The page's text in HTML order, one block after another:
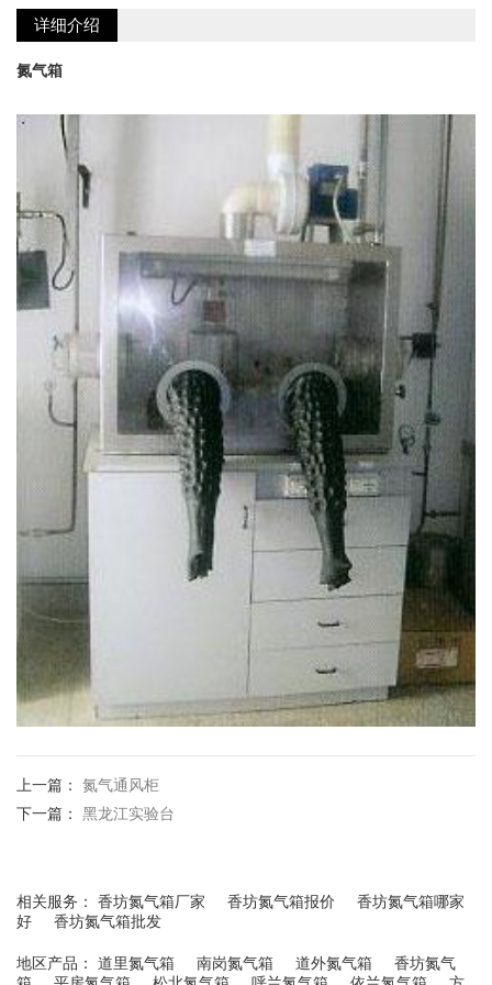
详细介绍
氮气箱
上一篇： 氮气通风柜
下一篇： 黑龙江实验台
相关服务： 香坊氮气箱厂家 香坊氮气箱报价
香坊氮气箱哪家
好
香坊氮气箱批发
地区产品： 道里氮气箱 南岗氮气箱 道外氮气箱
香坊氮气